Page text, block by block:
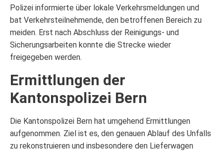
Polizei informierte über lokale Verkehrsmeldungen und
bat Verkehrsteilnehmende, den betroffenen Bereich zu
meiden. Erst nach Abschluss der Reinigungs- und
Sicherungsarbeiten konnte die Strecke wieder
freigegeben werden.
Ermittlungen der
Kantonspolizei Bern
Die Kantonspolizei Bern hat umgehend Ermittlungen
aufgenommen. Ziel ist es, den genauen Ablauf des Unfalls
zu rekonstruieren und insbesondere den Lieferwagen